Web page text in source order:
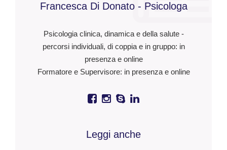
Francesca Di Donato - Psicologa
Psicologia clinica, dinamica e della salute -
percorsi individuali, di coppia e in gruppo: in
presenza e online
Formatore e Supervisore: in presenza e online
Leggi anche